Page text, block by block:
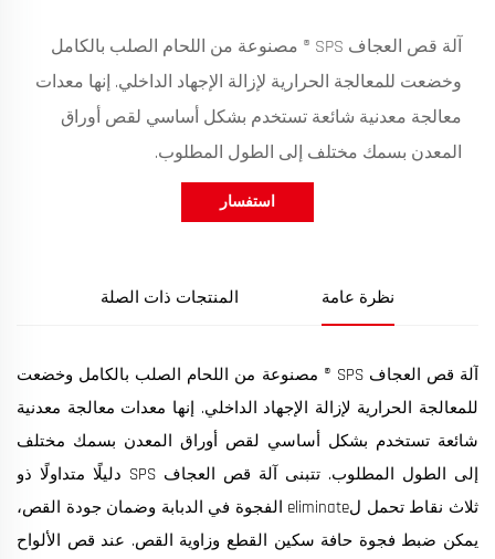
آلة قص العجاف SPS ® مصنوعة من اللحام الصلب بالكامل
وخضعت للمعالجة الحرارية لإزالة الإجهاد الداخلي. إنها معدات
معالجة معدنية شائعة تستخدم بشكل أساسي لقص أوراق
المعدن بسمك مختلف إلى الطول المطلوب.
استفسار
نظرة عامة المنتجات ذات الصلة
آلة قص العجاف SPS ® مصنوعة من اللحام الصلب بالكامل وخضعت
للمعالجة الحرارية لإزالة الإجهاد الداخلي. إنها معدات معالجة معدنية
شائعة تستخدم بشكل أساسي لقص أوراق المعدن بسمك مختلف
إلى الطول المطلوب. تتبنى آلة قص العجاف SPS دليلًا متداولًا ذو
ثلاث نقاط تحمل لeliminate الفجوة في الدبابة وضمان جودة القص،
يمكن ضبط فجوة حافة سكين القطع وزاوية القص. عند قص الألواح